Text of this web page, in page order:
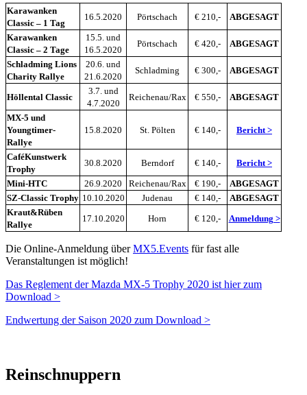
Karawanken
Classic – 1 Tag
16.5.2020 Pörtschach € 210,-
ABGESAGT
Karawanken
Classic – 2 Tage
15.5. und
16.5.2020
Pörtschach € 420,-
ABGESAGT
Schladming Lions
Charity Rallye
20.6. und
21.6.2020
Schladming € 300,- ABGESAGT
Höllental Classic
3.7. und
4.7.2020
Reichenau/Rax € 550,-
ABGESAGT
MX-5 und
Youngtimer-
Rallye
15.8.2020 St. Pölten € 140,- Bericht >
CaféKunstwerk
Trophy
30.8.2020 Berndorf € 140,-
Bericht >
Mini-HTC
26.9.2020 Reichenau/Rax € 190,-
ABGESAGT
SZ-Classic Trophy 10.10.2020 Judenau € 140,-
ABGESAGT
Kraut&Rüben
Rallye
17.10.2020 Horn € 120,- Anmeldung >
Die Online-Anmeldung überMX5.Events für fast alle
Veranstaltungen ist möglich!
Das Reglement der Mazda MX-5 Trophy 2020 ist hier zum
Download >
Endwertung der Saison 2020 zum Download >
Reinschnuppern